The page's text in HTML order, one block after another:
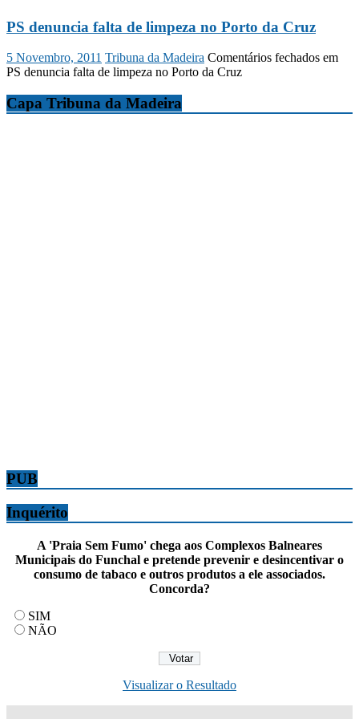
PS denuncia falta de limpeza no Porto da Cruz
5 Novembro, 2011 Tribuna da Madeira Comentários fechados em
PS denuncia falta de limpeza no Porto da Cruz
Capa Tribuna da Madeira
PUB
Inquérito
A 'Praia Sem Fumo' chega aos Complexos Balneares
Municipais do Funchal e pretende prevenir e desincentivar o
consumo de tabaco e outros produtos a ele associados.
Concorda?
SIM
NÃO
Visualizar o Resultado